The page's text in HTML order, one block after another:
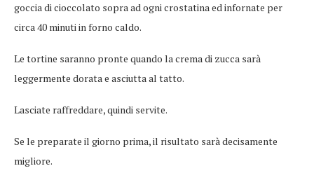
goccia di cioccolato sopra ad ogni crostatina ed infornate per
circa 40 minuti in forno caldo.
Le tortine saranno pronte quando la crema di zucca sarà
leggermente dorata e asciutta al tatto.
Lasciate raffreddare, quindi servite.
Se le preparate il giorno prima, il risultato sarà decisamente
migliore.